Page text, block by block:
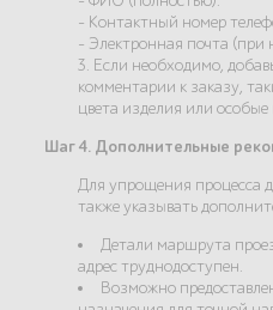
- Контактный номер
- Электронная почта (при
3. Если необходимо,
комментарии к заказу,
цвета изделия или
Шаг 4. Дополнительные
Для упрощения процесса
также указывать
Детали маршрута
адрес труднодоступен.
Возможно